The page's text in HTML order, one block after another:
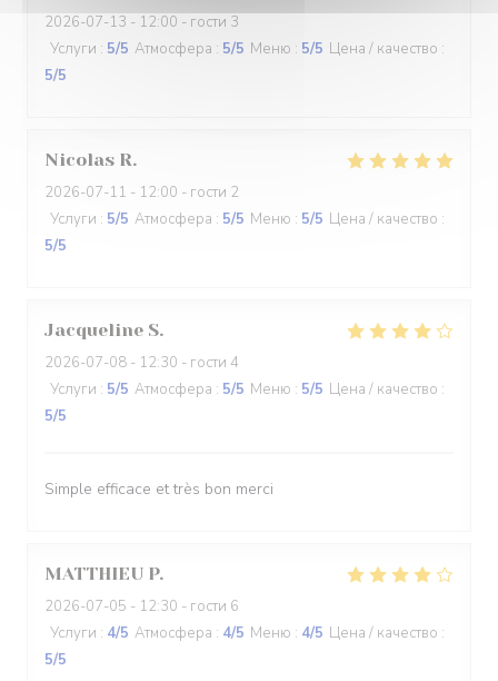
2026-07-13 - 12:00 - гости 3
Услуги : 5/5 Атмосфера : 5/5 Меню : 5/5 Цена / качество :
5/5
Nicolas R
2026-07-11 - 12:00 - гости 2
Услуги : 5/5 Атмосфера : 5/5 Меню : 5/5 Цена / качество :
5/5
Jacqueline S
2026-07-08 - 12:30 - гости 4
Услуги : 5/5 Атмосфера : 5/5 Меню : 5/5 Цена / качество :
5/5
Simple efficace et très bon merci
MATTHIEU P
2026-07-05 - 12:30 - гости 6
Услуги : 4/5 Атмосфера : 4/5 Меню : 4/5 Цена / качество :
5/5